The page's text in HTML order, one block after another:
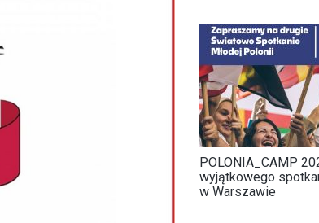
POLONIA_CAMP
wyjątkowego
w Warszawie